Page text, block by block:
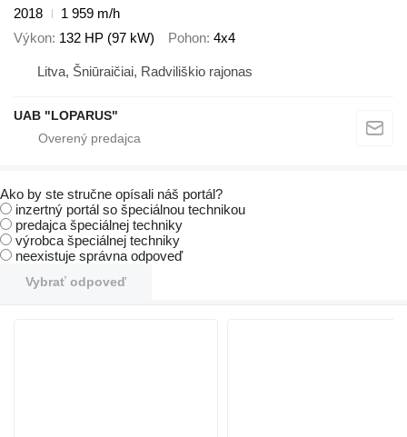
2018
1 959 m/h
Výkon 132 HP (97 kW) Pohon 4x4
Litva, Šniūraičiai, Radviliškio rajonas
UAB "LOPARUS"
Ako by ste stručne opísali náš portál?
inzertný portál so špeciálnou technikou
predajca špeciálnej techniky
výrobca špeciálnej techniky
neexistuje správna odpoveď
Vybrať odpoveď